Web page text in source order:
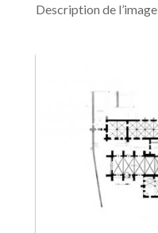
Description de l’image